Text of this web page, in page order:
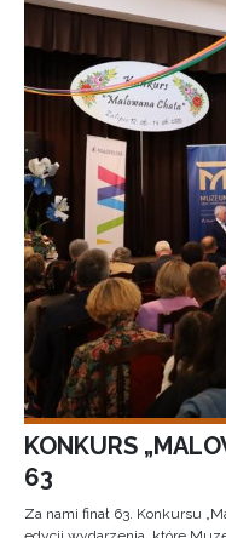
KONKURS
63
Za nami finał 63. Konkursu